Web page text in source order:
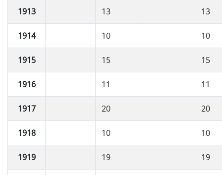
1913 13 13
1914 10 10
1915 15 15
1916 11 11
1917 20 20
1918 10 10
1919 19 19